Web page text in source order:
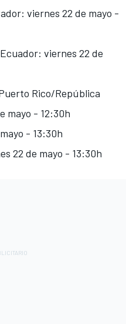
viernes 22 de mayo -
viernes 22 de
Rico/República
mayo - 12:30h
- 13:30h
22 de mayo - 13:30h